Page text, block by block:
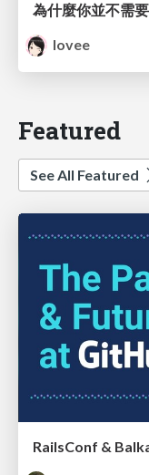
lovee
Featured
See All Featured